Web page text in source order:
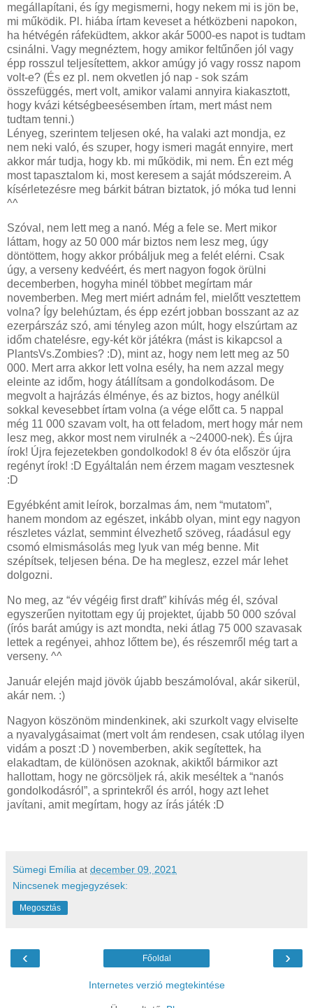
megállapítani, és így megismerni, hogy nekem mi is jön be,
mi működik. Pl. hiába írtam keveset a hétközbeni napokon,
ha hétvégén ráfeküdtem, akkor akár 5000-es napot is tudtam
csinálni. Vagy megnéztem, hogy amikor feltűnően jól vagy
épp rosszul teljesítettem, akkor amúgy jó vagy rossz napom
volt-e? (És ez pl. nem okvetlen jó nap - sok szám
összefüggés, mert volt, amikor valami annyira kiakasztott,
hogy kvázi kétségbeesésemben írtam, mert mást nem
tudtam tenni.)
Lényeg, szerintem teljesen oké, ha valaki azt mondja, ez
nem neki való, és szuper, hogy ismeri magát ennyire, mert
akkor már tudja, hogy kb. mi működik, mi nem. Én ezt még
most tapasztalom ki, most keresem a saját módszereim. A
kísérletezésre meg bárkit bátran biztatok, jó móka tud lenni
^^
Szóval, nem lett meg a nanó. Még a fele se. Mert mikor
láttam, hogy az 50 000 már biztos nem lesz meg, úgy
döntöttem, hogy akkor próbáljuk meg a felét elérni. Csak
úgy, a verseny kedvéért, és mert nagyon fogok örülni
decemberben, hogyha minél többet megírtam már
novemberben. Meg mert miért adnám fel, mielőtt vesztettem
volna? Így belehúztam, és épp ezért jobban bosszant az az
ezerpárszáz szó, ami tényleg azon múlt, hogy elszúrtam az
időm chatelésre, egy-két kör játékra (mást is kikapcsol a
PlantsVs.Zombies? :D), mint az, hogy nem lett meg az 50
000. Mert arra akkor lett volna esély, ha nem azzal megy
eleinte az időm, hogy átállítsam a gondolkodásom. De
megvolt a hajrázás élménye, és az biztos, hogy anélkül
sokkal kevesebbet írtam volna (a vége előtt ca. 5 nappal
még 11 000 szavam volt, ha ott feladom, mert hogy már nem
lesz meg, akkor most nem virulnék a ~24000-nek). És újra
írok! Újra fejezetekben gondolkodok! 8 év óta először újra
regényt írok! :D Egyáltalán nem érzem magam vesztesnek
:D
Egyébként amit leírok, borzalmas ám, nem “mutatom”,
hanem mondom az egészet, inkább olyan, mint egy nagyon
részletes vázlat, semmint élvezhető szöveg, ráadásul egy
csomó elmismásolás meg lyuk van még benne. Mit
szépítsek, teljesen béna. De ha meglesz, ezzel már lehet
dolgozni.
No meg, az “év végéig first draft” kihívás még él, szóval
egyszerűen nyitottam egy új projektet, újabb 50 000 szóval
(írós barát amúgy is azt mondta, neki átlag 75 000 szavasak
lettek a regényei, ahhoz lőttem be), és részemről még tart a
verseny. ^^
Január elején majd jövök újabb beszámolóval, akár sikerül,
akár nem. :)
Nagyon köszönöm mindenkinek, aki szurkolt vagy elviselte
a nyavalygásaimat (mert volt ám rendesen, csak utólag ilyen
vidám a poszt :D ) novemberben, akik segítettek, ha
elakadtam, de különösen azoknak, akiktől bármikor azt
hallottam, hogy ne görcsöljek rá, akik meséltek a “nanós
gondolkodásról”, a sprintekről és arról, hogy azt lehet
javítani, amit megírtam, hogy az írás játék :D
Sümegi Emília at december 09, 2021
Nincsenek megjegyzések:
Megosztás
‹ ›
Főoldal
Internetes verzió megtekintése